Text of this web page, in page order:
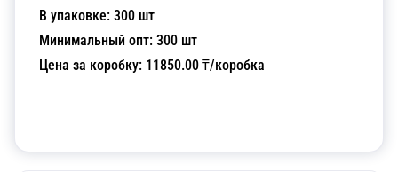
В упаковке: 300 шт
Минимальный опт: 300 шт
Цена за коробку: 11850.00₸/коробка